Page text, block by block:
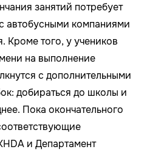
занятий потребует
автобусными компаниями
Кроме того, у учеников
на выполнение
с дополнительными
добираться до школы и
Пока окончательного
и Департамент